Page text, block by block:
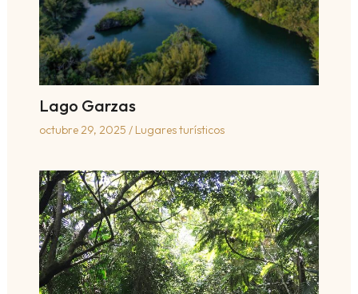
Lago Garzas
octubre 29, 2025 / Lugares turísticos